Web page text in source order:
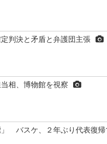
判決と矛盾と弁護団主張
相、博物館を視察
」 バスケ、２年ぶり代表復帰